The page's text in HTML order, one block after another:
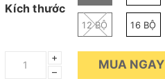
Kích thước
12 BỘ 16 BỘ
+
–
MUA NGAY